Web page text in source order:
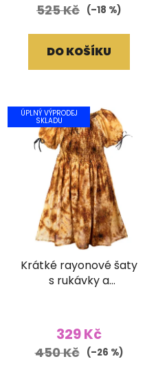
525 Kč (–18 %)
DO KOŠÍKU
ÚPLNÝ VÝPRODEJ
SKLADU
Krátké rayonové šaty
s rukávky a
329 Kč
450 Kč (–26 %)